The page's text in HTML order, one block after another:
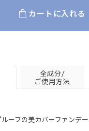
カートに入れる
全成分/
ご使用方法
ルーフの美カバーファンデ